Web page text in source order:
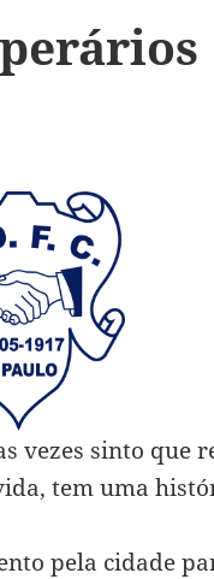
vezes sinto que
tem uma
pela cidade